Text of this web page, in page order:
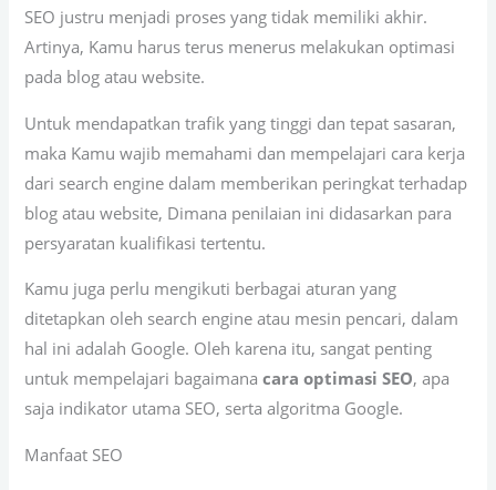
SEO justru menjadi proses yang tidak memiliki akhir.
Artinya, Kamu harus terus menerus melakukan optimasi
pada blog atau website.
Untuk mendapatkan trafik yang tinggi dan tepat sasaran,
maka Kamu wajib memahami dan mempelajari cara kerja
dari search engine dalam memberikan peringkat terhadap
blog atau website, Dimana penilaian ini didasarkan para
persyaratan kualifikasi tertentu.
Kamu juga perlu mengikuti berbagai aturan yang
ditetapkan oleh search engine atau mesin pencari, dalam
hal ini adalah Google. Oleh karena itu, sangat penting
untuk mempelajari bagaimanacara optimasi SEO, apa
saja indikator utama SEO, serta algoritma Google.
Manfaat SEO